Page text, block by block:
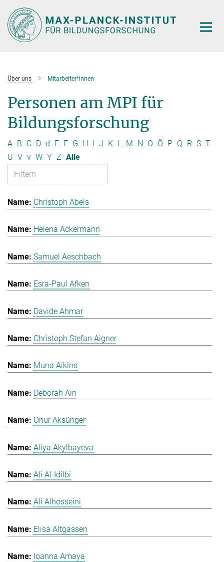
Hauptinhalt
Über uns Mitarbeiter*innen
Personen am MPI für
Bildungsforschung
A B C D d E F G H I J K L M N O Ö P Q R S T
U V v W Y Z Alle
Christoph Abels
Helena Ackermann
Samuel Aeschbach
Esra-Paul Afken
Davide Ahmar
Christoph Stefan Aigner
Muna Aikins
Deborah Ain
Onur Aksünger
Aliya Akylbayeva
Ali Al-Idilbi
Ali Alhosseini
Elisa Altgassen
Ioanna Amaya